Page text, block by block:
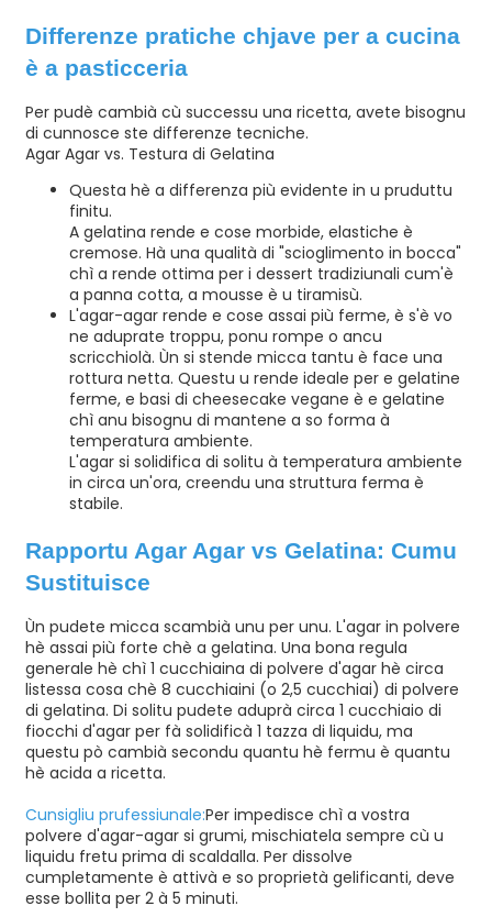
Differenze pratiche chjave per a cucina
è a pasticceria
Per pudè cambià cù successu una ricetta, avete bisognu
di cunnosce ste differenze tecniche.
Agar Agar vs. Testura di Gelatina
Questa hè a differenza più evidente in u pruduttu
finitu.
A gelatina rende e cose morbide, elastiche è
cremose. Hà una qualità di "scioglimento in bocca"
chì a rende ottima per i dessert tradiziunali cum'è
a panna cotta, a mousse è u tiramisù.
L'agar-agar rende e cose assai più ferme, è s'è vo
ne aduprate troppu, ponu rompe o ancu
scricchiolà. Ùn si stende micca tantu è face una
rottura netta. Questu u rende ideale per e gelatine
ferme, e basi di cheesecake vegane è e gelatine
chì anu bisognu di mantene a so forma à
temperatura ambiente.
L'agar si solidifica di solitu à temperatura ambiente
in circa un'ora, creendu una struttura ferma è
stabile.
Rapportu Agar Agar vs Gelatina: Cumu
Sustituisce
Ùn pudete micca scambià unu per unu. L'agar in polvere
hè assai più forte chè a gelatina. Una bona regula
generale hè chì 1 cucchiaina di polvere d'agar hè circa
listessa cosa chè 8 cucchiaini (o 2,5 cucchiai) di polvere
di gelatina. Di solitu pudete aduprà circa 1 cucchiaio di
fiocchi d'agar per fà solidificà 1 tazza di liquidu, ma
questu pò cambià secondu quantu hè fermu è quantu
hè acida a ricetta.
Cunsigliu prufessiunale:Per impedisce chì a vostra
polvere d'agar-agar si grumi, mischiatela sempre cù u
liquidu fretu prima di scaldalla. Per dissolve
cumpletamente è attivà e so proprietà gelificanti, deve
esse bollita per 2 à 5 minuti.